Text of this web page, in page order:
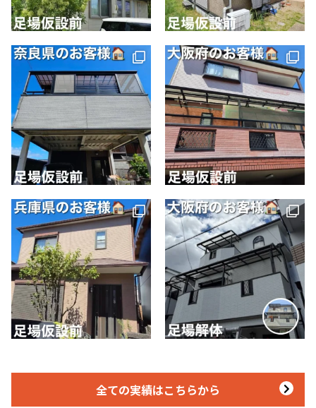
全ての実績はこちらから